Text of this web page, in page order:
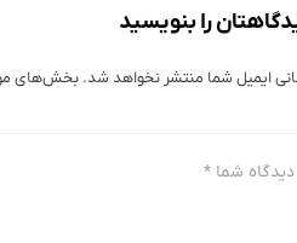
را بنویسید
ایمیل شما منتشر نخواهد شد. بخش‌های